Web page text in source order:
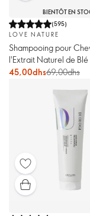
BIENTÔT EN
(595)
LOVE NATURE
Shampooing pour
l'Extrait Naturel de
de Coco Love Nature
45,00dhs69,00dhs